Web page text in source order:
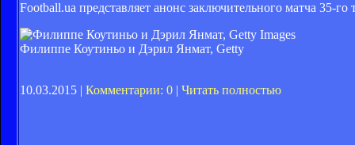
Football.ua представляет анонс заключительного матча 35-
Филиппе Коутиньо и Дэрил Янмат, Getty
10.03.2015 | Комментарии: 0 | Читать полностью